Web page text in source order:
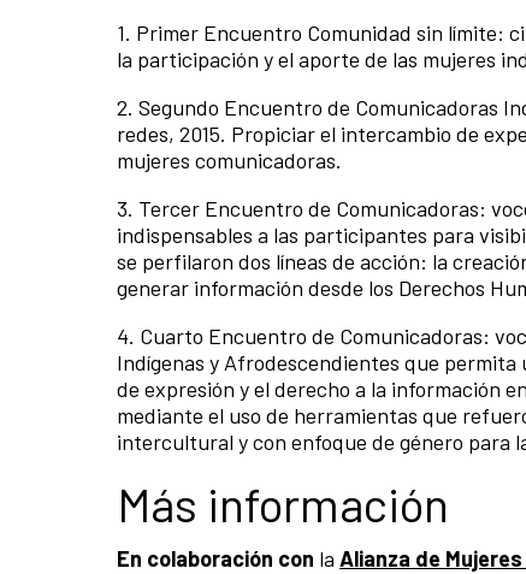
1. Primer Encuentro Comunidad sin límite:
la participación y el aporte de las mujeres
2. Segundo Encuentro de Comunicadoras
redes, 2015. Propiciar el intercambio de
mujeres comunicadoras.
3. Tercer Encuentro de Comunicadoras:
indispensables a las participantes para
se perfilaron dos líneas de acción: la
generar información desde los Derechos
4. Cuarto Encuentro de Comunicadoras:
Indígenas y Afrodescendientes que
de expresión y el derecho a la información
mediante el uso de herramientas que
intercultural y con enfoque de género para
Más información
En colaboración con la Alianza de